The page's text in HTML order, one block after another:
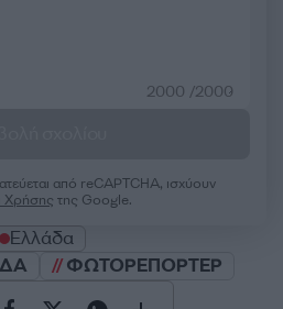
2000 /2000
από reCAPTCHA, ισχύουν
Χρήσης της Google.
Ελλάδα
ΦΩΤΟΡΕΠΟΡΤΕΡ